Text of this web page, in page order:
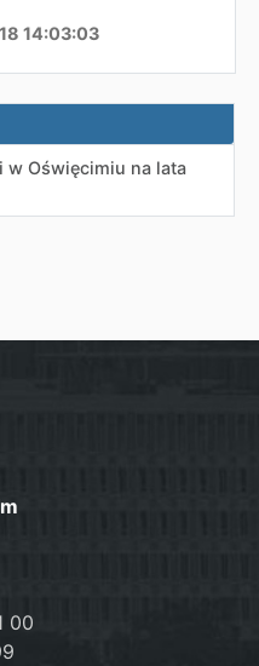
14:03:03
w Oświęcimiu na lata
00